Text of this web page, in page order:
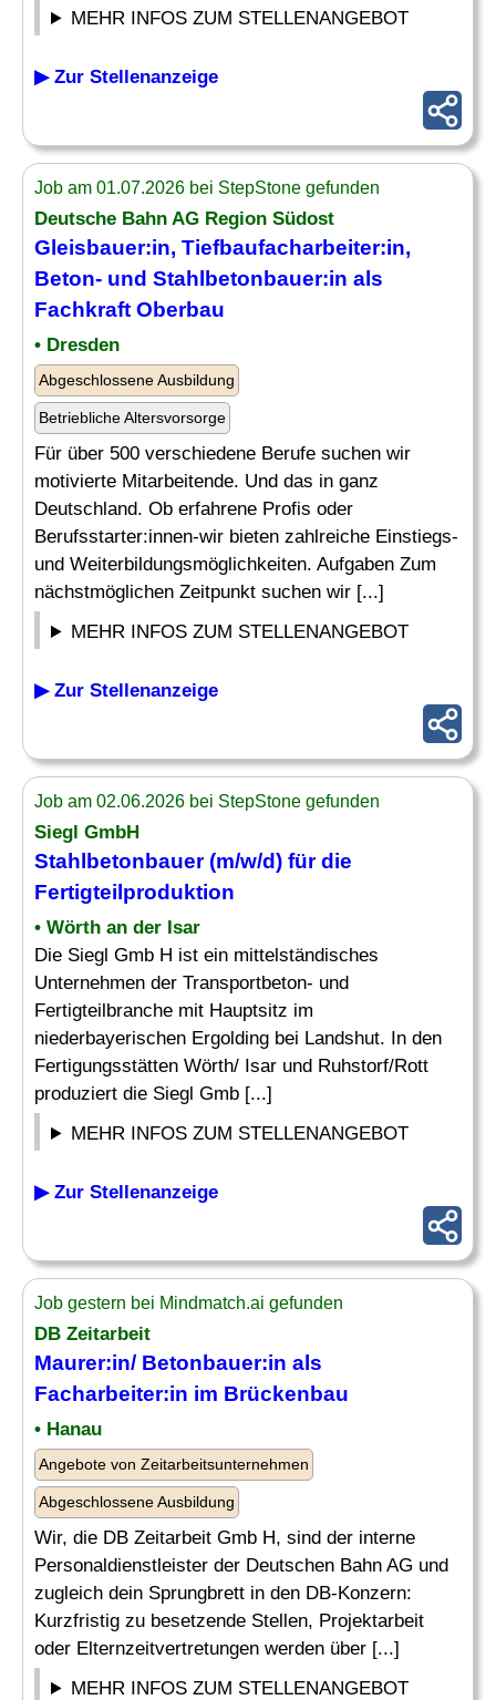
MEHR INFOS ZUM STELLENANGEBOT
▶ Zur Stellenanzeige
Job am 01.07.2026 bei StepStone gefunden
Deutsche Bahn AG Region Südost
Gleisbauer:in, Tiefbaufacharbeiter:in,
Beton- und Stahlbetonbauer:in als
Fachkraft Oberbau
• Dresden
Abgeschlossene Ausbildung
Betriebliche Altersvorsorge
Für über 500 verschiedene Berufe suchen wir
motivierte Mitarbeitende. Und das in ganz
Deutschland. Ob erfahrene Profis oder
Berufsstarter:innen-wir bieten zahlreiche Einstiegs-
und Weiterbildungsmöglichkeiten. Aufgaben Zum
nächstmöglichen Zeitpunkt suchen wir [...]
MEHR INFOS ZUM STELLENANGEBOT
▶ Zur Stellenanzeige
Job am 02.06.2026 bei StepStone gefunden
Siegl GmbH
Stahlbetonbauer (m/w/d) für die
Fertigteilproduktion
• Wörth an der Isar
Die Siegl Gmb H ist ein mittelständisches
Unternehmen der Transportbeton- und
Fertigteilbranche mit Hauptsitz im
niederbayerischen Ergolding bei Landshut. In den
Fertigungsstätten Wörth/ Isar und Ruhstorf/Rott
produziert die Siegl Gmb [...]
MEHR INFOS ZUM STELLENANGEBOT
▶ Zur Stellenanzeige
Job gestern bei Mindmatch.ai gefunden
DB Zeitarbeit
Maurer:in/ Betonbauer:in als
Facharbeiter:in im Brückenbau
• Hanau
Angebote von Zeitarbeitsunternehmen
Abgeschlossene Ausbildung
Wir, die DB Zeitarbeit Gmb H, sind der interne
Personaldienstleister der Deutschen Bahn AG und
zugleich dein Sprungbrett in den DB-Konzern:
Kurzfristig zu besetzende Stellen, Projektarbeit
oder Elternzeitvertretungen werden über [...]
MEHR INFOS ZUM STELLENANGEBOT